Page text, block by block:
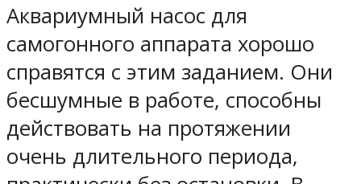
Аквариумный насос для
самогонного аппарата хорошо
справятся с этим заданием. Они
бесшумные в работе, способны
действовать на протяжении
очень длительного периода,